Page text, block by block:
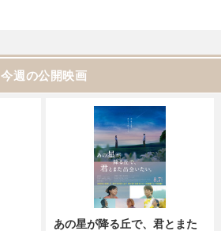
今週の公開映画
あの星が降る丘で、君とまた